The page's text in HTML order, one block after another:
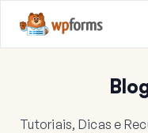
Tutoriais, Dicas e